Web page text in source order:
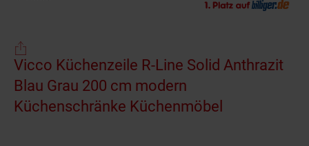
Vicco Küchenzeile R-Line Solid Anthrazit
Blau Grau 200 cm modern
Küchenschränke Küchenmöbel